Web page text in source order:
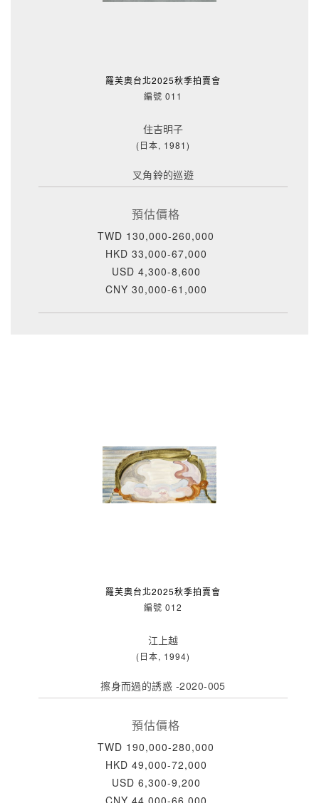
羅芙奧台北2025秋季拍賣會
編號 011
住吉明子
(日本, 1981)
叉角鈴的巡遊
預估價格
TWD 130,000-260,000
HKD 33,000-67,000
USD 4,300-8,600
CNY 30,000-61,000
羅芙奧台北2025秋季拍賣會
編號 012
江上越
(日本, 1994)
擦身而過的誘惑 -2020-005
預估價格
TWD 190,000-280,000
HKD 49,000-72,000
USD 6,300-9,200
CNY 44,000-66,000